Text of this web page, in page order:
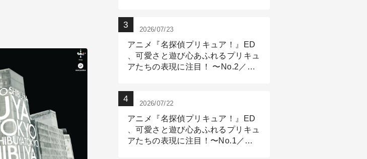
2026/07/23
アニメ『名探偵プリキュア！』ED
、可愛さと遊び心あふれるプリキュ
アたちの表現に注目！ 〜No.2／モ
2026/07/22
アニメ『名探偵プリキュア！』ED
、可愛さと遊び心あふれるプリキュ
アたちの表現に注目！〜No.1／演